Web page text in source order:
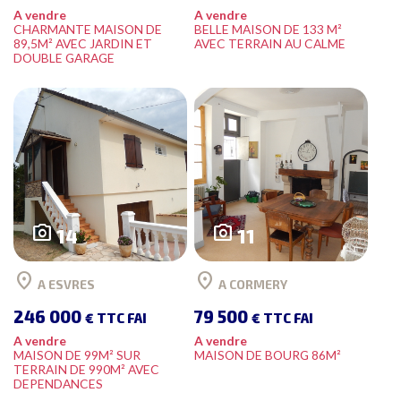
A vendre
CHARMANTE MAISON DE
89,5M² AVEC JARDIN ET
DOUBLE GARAGE
A vendre
BELLE MAISON DE 133 M²
AVEC TERRAIN AU CALME
photo_camera14
location_on A ESVRES
246 000€ TTC FAI
A vendre
MAISON DE 99M² SUR
TERRAIN DE 990M² AVEC
DEPENDANCES
photo_camera11
location_on A CORMERY
79 500€ TTC FAI
A vendre
MAISON DE BOURG 86M²